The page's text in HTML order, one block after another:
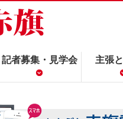
記者募集・見学会 主張